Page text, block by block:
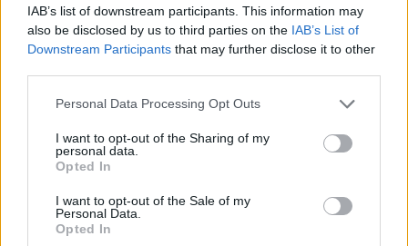
IAB’s list of downstream participants. This information may
also be disclosed by us to third parties on the IAB’s List of
Downstream Participants that may further disclose it to other
Please note that this website/app uses one or more Google
not limited to your visit or usage behaviour. You may click to
grant or deny consent to Google and its third-party tags to
use your data for below specified purposes in below Google
consent section.
Personal Data Processing Opt Outs
I want to opt-out of the Sharing of my
personal data.
Opted In
I want to opt-out of the Sale of my
Personal Data.
Opted In
Formabontó alkotásaiban Audiopoeta nem titkolt
célja, hogy könnyed, ugyanakkor egyedi szövegeivel
emberközeli szerzeményeket tegyen le az asztalra,
hanem a saját határaink feszegetéséről.
hangzik el az a mondat, hogy "csak az elme
szab határt", és valóban! Minél többet